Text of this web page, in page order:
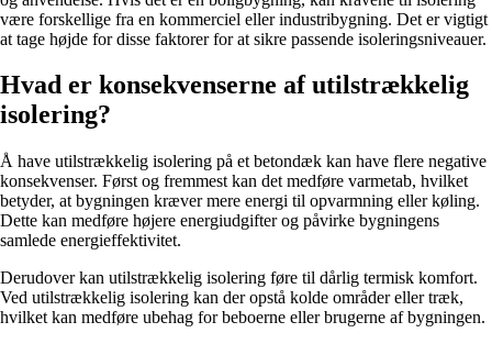
være forskellige fra en kommerciel eller industribygning. Det er vigtigt
at tage højde for disse faktorer for at sikre passende isoleringsniveauer.
Hvad er konsekvenserne af utilstrækkelig
isolering?
Å have utilstrækkelig isolering på et betondæk kan have flere negative
konsekvenser. Først og fremmest kan det medføre varmetab, hvilket
betyder, at bygningen kræver mere energi til opvarmning eller køling.
Dette kan medføre højere energiudgifter og påvirke bygningens
samlede energieffektivitet.
Derudover kan utilstrækkelig isolering føre til dårlig termisk komfort.
Ved utilstrækkelig isolering kan der opstå kolde områder eller træk,
hvilket kan medføre ubehag for beboerne eller brugerne af bygningen.